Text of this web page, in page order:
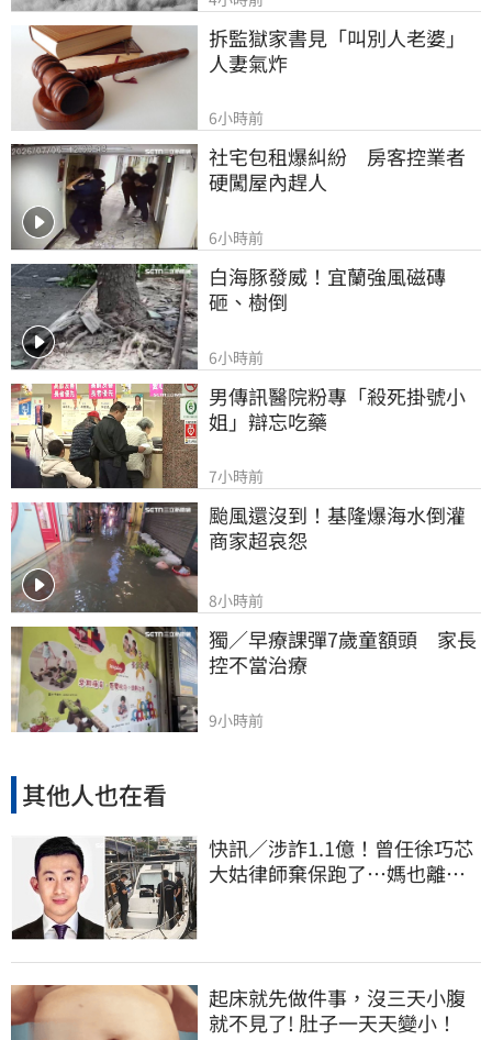
拆監獄家書見「叫別人老婆」
人妻氣炸
6小時前
社宅包租爆糾紛　房客控業者
硬闖屋內趕人
6小時前
白海豚發威！宜蘭強風磁磚
砸、樹倒
6小時前
男傳訊醫院粉專「殺死掛號小
姐」辯忘吃藥
7小時前
颱風還沒到！基隆爆海水倒灌
商家超哀怨
8小時前
獨／早療課彈7歲童額頭　家長
控不當治療
9小時前
其他人也在看
快訊／涉詐1.1億！曾任徐巧芯
大姑律師棄保跑了…媽也離
起床就先做件事，沒三天小腹
就不見了! 肚子一天天變小！